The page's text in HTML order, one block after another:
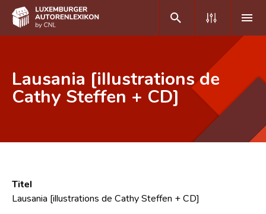
FR
Häufige Fragen und Antworten
CNL
Lausania [illustrations de
Cathy Steffen + CD]
Titel
Lausania [illustrations de Cathy Steffen + CD]